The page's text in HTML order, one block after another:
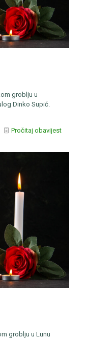
groblju u
Dinko Supić.
Pročitaj obavijest
groblju u Lunu